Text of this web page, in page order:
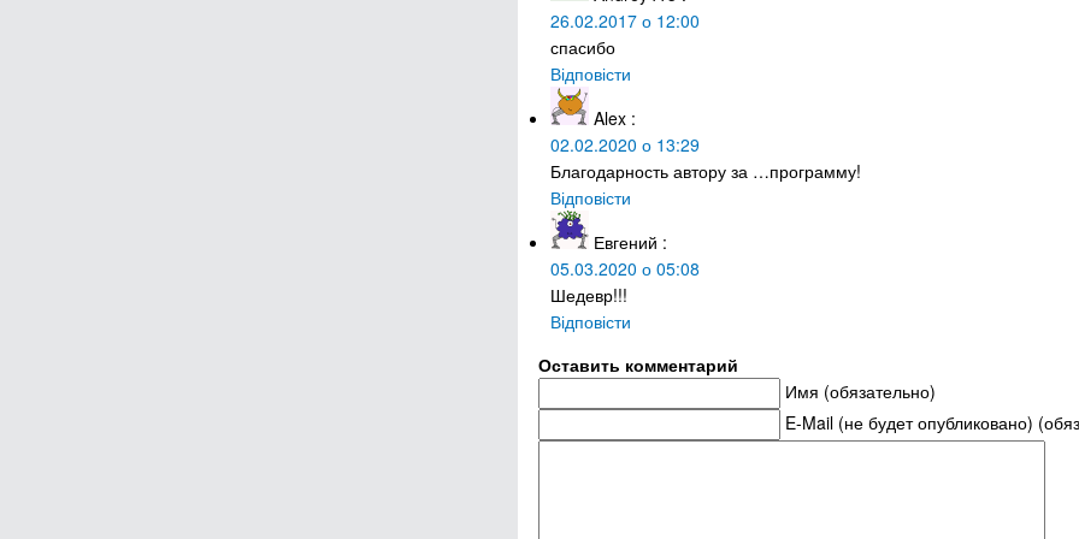
26.02.2017 о 12:00
спасибо
Відповісти
Alex :
02.02.2020 о 13:29
Благодарность автору за …программу!
Відповісти
Евгений :
05.03.2020 о 05:08
Шедевр!!!
Відповісти
Оставить комментарий
Имя (обязательно)
E-Mail (не будет опубликовано)